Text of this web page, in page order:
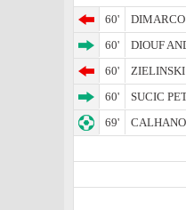
60'
60'
DIOUF
60'
60'
SUCIC
69'